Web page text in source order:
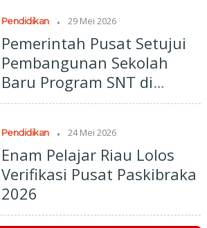
Pendidikan . 29 Mei 2026
Pemerintah Pusat Setujui
Pembangunan Sekolah
Baru Program SNT di
Pekanbaru
Pendidikan . 24 Mei 2026
Enam Pelajar Riau Lolos
Verifikasi Pusat Paskibraka
2026